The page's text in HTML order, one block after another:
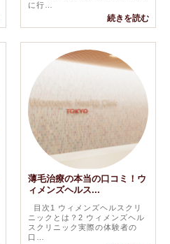
に行…
続きを読む
薄毛治療の本当の口コミ！ウ
ィメンズヘルス...
目次1 ウィメンズヘルスクリ
ニックとは？2 ウィメンズヘル
スクリニック実際の体験者の
口…